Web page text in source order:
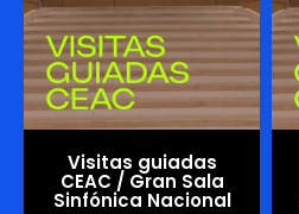
Visitas guiadas
CEAC / Gran Sala
Sinfónica Nacional